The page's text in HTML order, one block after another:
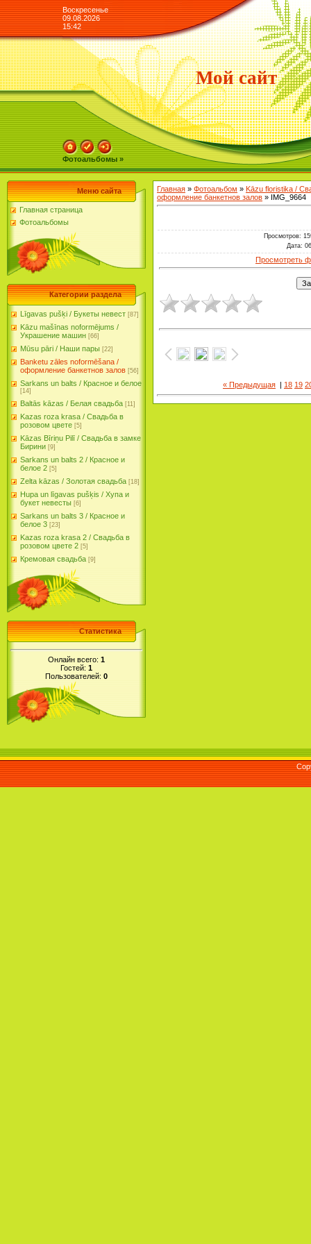
Воскресенье
09.08.2026
15:42
Мой сайт
Фотоальбомы »
Меню сайта
Главная страница
Фотоальбомы
Категории раздела
Līgavas pušķi / Букеты невест [87]
Kāzu mašīnas noformējums /
Украшение машин [66]
Mūsu pāri / Наши пары [22]
Banketu zāles noformēšana /
оформление банкетнов залов [56]
Sarkans un balts / Красное и белое
[14]
Baltās kāzas / Белая свадьба [11]
Kazas roza krasa / Свадьба в
розовом цвете [5]
Kāzas Bīriņu Pilī / Свадьба в замке
Бирини [9]
Sarkans un balts 2 / Красное и
белое 2 [5]
Zelta kāzas / Золотая свадьба [18]
Hupa un līgavas pušķis / Хупа и
букет невесты [6]
Sarkans un balts 3 / Красное и
белое 3 [23]
Kazas roza krasa 2 / Свадьба в
розовом цвете 2 [5]
Кремовая свадьба [9]
Статистика
Онлайн всего: 1
Гостей: 1
Пользователей: 0
Главная » Фотоальбом » Kāzu floristika /
оформление банкетнов залов » IMG_9664
Просмотров:
Дата:
Просмотреть
« Предыдущая | 18 19